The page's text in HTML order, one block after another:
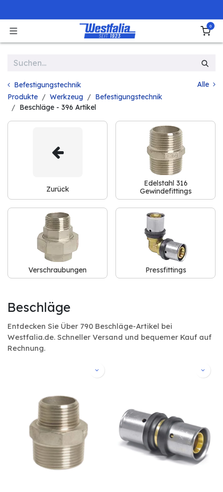
0
Befestigungstechnik
Alle
Produkte
Werkzeug
Befestigungstechnik
Beschläge - 396 Artikel
Zurück
Edelstahl 316
Gewindefittings
Verschraubungen Pressfittings
Beschläge
Entdecken Sie Über 790 Beschläge-Artikel bei
Westfalia.de. Schneller Versand und bequemer Kauf auf
Rechnung.